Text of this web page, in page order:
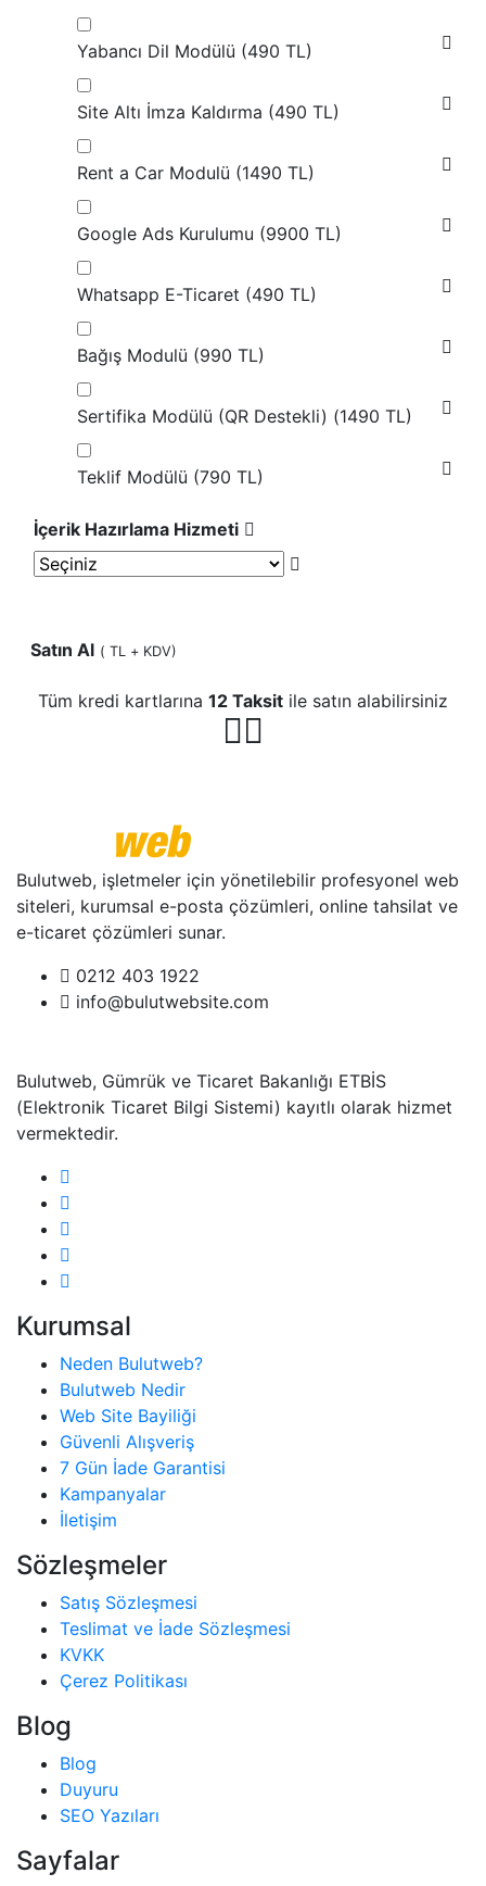
Yabancı Dil Modülü (490 TL)
Site Altı İmza Kaldırma (490 TL)
Rent a Car Modulü (1490 TL)
Google Ads Kurulumu (9900 TL)
Whatsapp E-Ticaret (490 TL)
Bağış Modulü (990 TL)
Sertifika Modülü (QR Destekli) (1490 TL)
Teklif Modülü (790 TL)
İçerik Hazırlama Hizmeti
Satın Al ( TL + KDV)
Tüm kredi kartlarına 12 Taksit ile satın alabilirsiniz
Bulutweb, işletmeler için yönetilebilir profesyonel web
siteleri, kurumsal e-posta çözümleri, online tahsilat ve
e-ticaret çözümleri sunar.
0212 403 1922
info@bulutwebsite.com
Bulutweb, Gümrük ve Ticaret Bakanlığı ETBİS
(Elektronik Ticaret Bilgi Sistemi) kayıtlı olarak hizmet
vermektedir.
Kurumsal
Neden Bulutweb?
Bulutweb Nedir
Web Site Bayiliği
Güvenli Alışveriş
7 Gün İade Garantisi
Kampanyalar
İletişim
Sözleşmeler
Satış Sözleşmesi
Teslimat ve İade Sözleşmesi
KVKK
Çerez Politikası
Blog
Blog
Duyuru
SEO Yazıları
Sayfalar